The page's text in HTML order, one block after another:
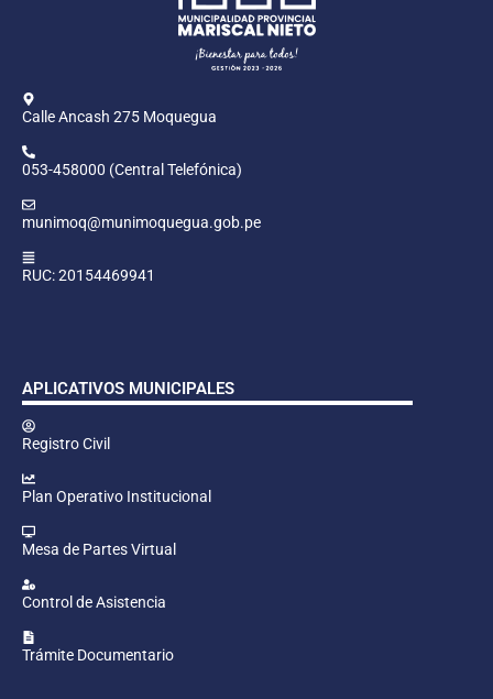
Calle Ancash 275 Moquegua
053-458000 (Central Telefónica)
munimoq@munimoquegua.gob.pe
RUC: 20154469941
APLICATIVOS MUNICIPALES
Registro Civil
Plan Operativo Institucional
Mesa de Partes Virtual
Control de Asistencia
Trámite Documentario